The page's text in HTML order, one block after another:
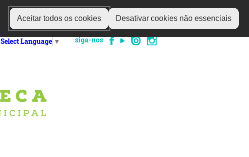
Aceitar todos os cookies Desativar cookies não essenciais
Select Language ▼ siga-nos